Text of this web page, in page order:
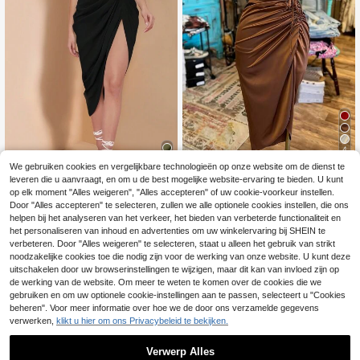
6
Silquee
EU Warehouse Silquee Ruches hoge
spleet koker midirok
15 .49€
4
EU Warehouse EMERY ROSE Modieu
ze lange rok voor dames in effen kl
eur met trekkoord
13.99€
Toon vergelijkbare artikelen die op voorraad zijn Zie alle
We gebruiken cookies en vergelijkbare technologieën op onze website om de dienst te
leveren die u aanvraagt, en om u de best mogelijke website-ervaring te bieden. U kunt
op elk moment "Alles weigeren", "Alles accepteren" of uw cookie-voorkeur instellen.
Door "Alles accepteren" te selecteren, zullen we alle optionele cookies instellen, die ons
helpen bij het analyseren van het verkeer, het bieden van verbeterde functionaliteit en
het personaliseren van inhoud en advertenties om uw winkelervaring bij SHEIN te
verbeteren. Door "Alles weigeren" te selecteren, staat u alleen het gebruik van strikt
noodzakelijke cookies toe die nodig zijn voor de werking van onze website. U kunt deze
uitschakelen door uw browserinstellingen te wijzigen, maar dit kan van invloed zijn op
de werking van de website. Om meer te weten te komen over de cookies die we
gebruiken en om uw optionele cookie-instellingen aan te passen, selecteert u "Cookies
beheren". Voor meer informatie over hoe we de door ons verzamelde gegevens
verwerken, klikt u hier om ons Privacybeleid te bekijken.
Verwerp Alles